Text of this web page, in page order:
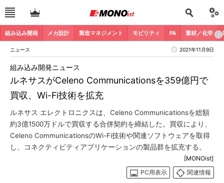
組み込み開発 メカ設計 製造マネジメント モビリティ FA 素材／化学
ニュース 2021年11月9日
ルネサスがCeleno Communicationsを359億円で
買収、Wi-Fi技術を拡充
組み込み開発ニュース
ルネサス エレクトロニクスは、Celeno Communicationsを総額
約3億1500万ドルで買収する合併契約を締結した。買収により、
Celeno CommunicationsのWi-Fi技術や関連ソフトウェアを取得
し、コネクティビティアプリケーションの製品群を拡充する。
[MONOist]
PC用表示
関連情報